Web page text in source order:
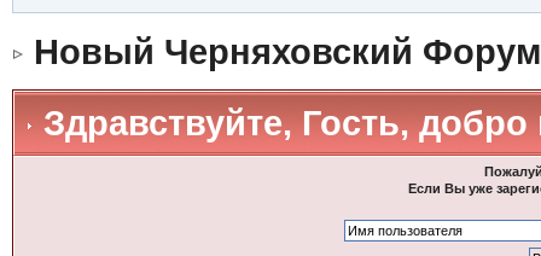
Новый Черняховский Форум
Здравствуйте, Гость,
Если Вы уже